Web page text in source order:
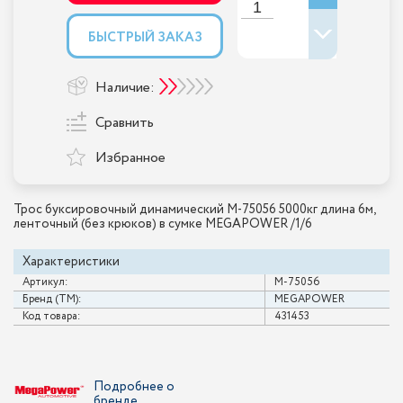
Трос буксировочный динамический M-75056 5000кг длина 6м,
ленточный (без крюков) в сумке MEGAPOWER /1/6
Характеристики
Артикул:
M-75056
Бренд (ТМ):
MEGAPOWER
Код товара:
431453
БЫСТРЫЙ ЗАКАЗ
Наличие:
Сравнить
Избранное
Подробнее о